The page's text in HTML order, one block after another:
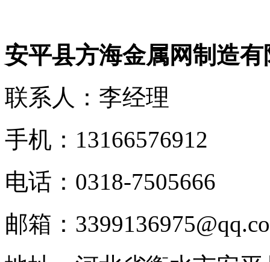
安平县方海金属网制造有
联系人：李经理
手机：13166576912
电话：0318-7505666
邮箱：